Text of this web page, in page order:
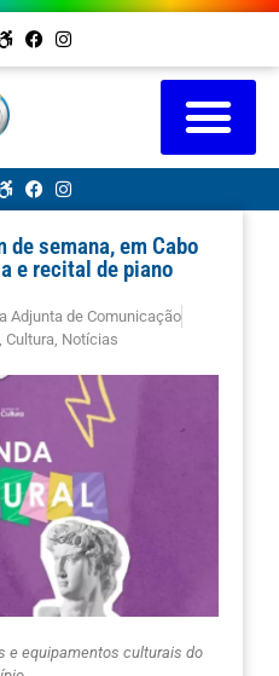
de semana, em Cabo
e recital de piano
Adjunta de Comunicação
Cultura Notícias
e equipamentos culturais do